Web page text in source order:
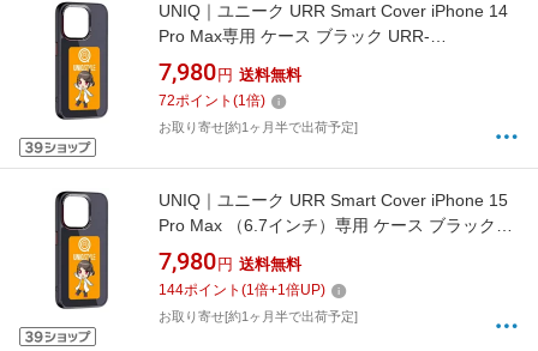
UNIQ｜ユニーク URR Smart Cover iPhone 14
Pro Max専用 ケース ブラック URR-
SC14PRMX_BL
7,980 円 送料無料
72ポイント (1倍)
お取り寄せ[約1ヶ月半で出荷予定]
UNIQ｜ユニーク URR Smart Cover iPhone 15
Pro Max （6.7インチ）専用 ケース ブラック
URR-SC15PRMX_BL
7,980 円 送料無料
144ポイント (1倍+1倍UP)
お取り寄せ[約1ヶ月半で出荷予定]